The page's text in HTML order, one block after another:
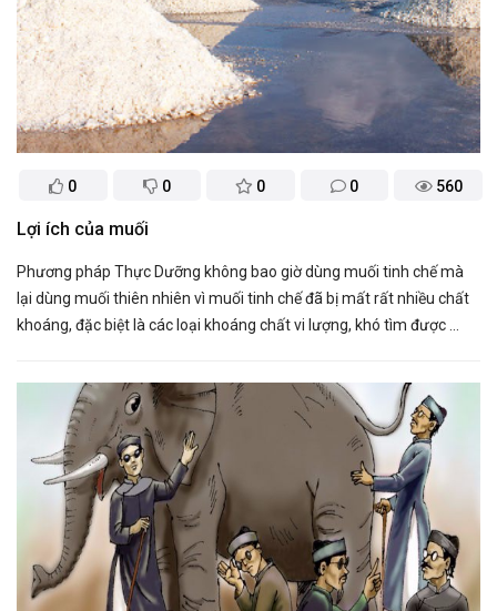
0 0 0 0 560
Lợi ích của muối
Phương pháp Thực Dưỡng không bao giờ dùng muối tinh chế mà
lại dùng muối thiên nhiên vì muối tinh chế đã bị mất rất nhiều chất
khoáng, đặc biệt là các loại khoáng chất vi lượng, khó tìm được ...